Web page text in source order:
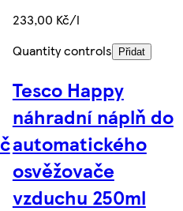
233,00 Kč/l
Quantity controls
Přidat
Tesco Happy
náhradní náplň do
automatického
osvěžovače
vzduchu 250ml